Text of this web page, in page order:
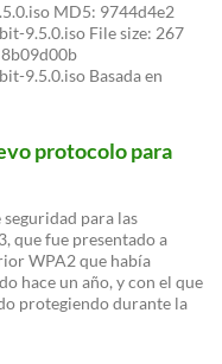
MD5: 9744d4e2
9.5.0.iso File size: 267
9.5.0.iso Basada en
protocolo para
para las
que fue presentado a
WPA2 que había
hace un año, y con el que
protegiendo durante la